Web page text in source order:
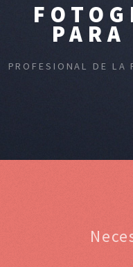
PROFESIONAL DE LA